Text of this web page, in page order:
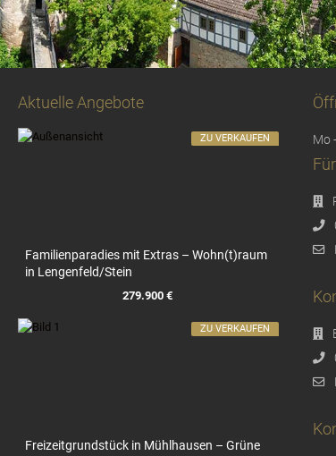
Aktuelle Angebote
Familienparadies mit Extras – Wohn(t)raum
in Lengenfeld/Stein
279.900 €
ZU VERKAUFEN
Freizeitgrundstück in Mühlhausen – Grüne
ZU VERKAUFEN
Mo